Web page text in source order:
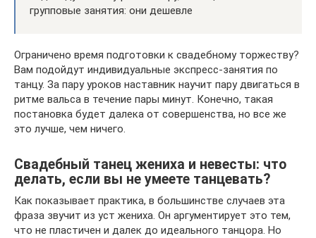
групповые занятия: они дешевле
Ограничено время подготовки к свадебному торжеству?
Вам подойдут индивидуальные экспресс-занятия по
танцу. За пару уроков наставник научит пару двигаться в
ритме вальса в течение пары минут. Конечно, такая
постановка будет далека от совершенства, но все же
это лучше, чем ничего.
Свадебный танец жениха и невесты: что
делать, если вы не умеете танцевать?
Как показывает практика, в большинстве случаев эта
фраза звучит из уст жениха. Он аргументирует это тем,
что не пластичен и далек до идеального танцора. Но